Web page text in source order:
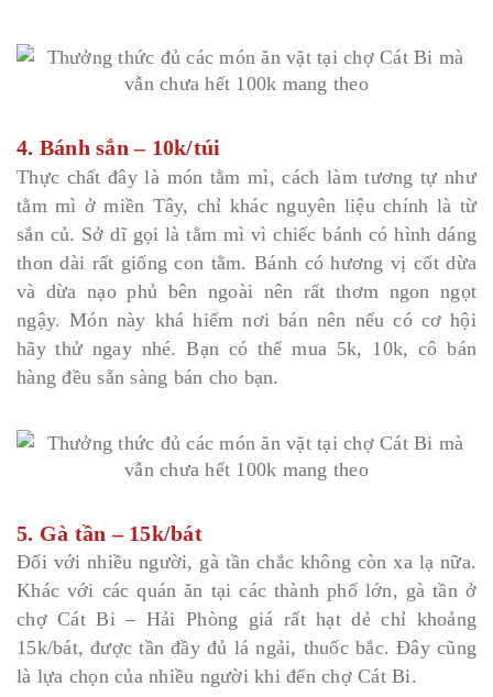
4. Bánh sắn – 10k/túi
Thực chất đây là món tằm mì, cách làm tương tự như
tằm mì ở miền Tây, chỉ khác nguyên liệu chính là từ
sắn củ. Sở dĩ gọi là tằm mì vì chiếc bánh có hình dáng
thon dài rất giống con tằm. Bánh có hương vị cốt dừa
và dừa nạo phủ bên ngoài nên rất thơm ngon ngọt
ngậy. Món này khá hiếm nơi bán nên nếu có cơ hội
hãy thử ngay nhé. Bạn có thể mua 5k, 10k, cô bán
hàng đều sẵn sàng bán cho bạn.
5. Gà tần – 15k/bát
Đối với nhiều người, gà tần chắc không còn xa lạ nữa.
Khác với các quán ăn tại các thành phố lớn, gà tần ở
chợ Cát Bi – Hải Phòng giá rất hạt dẻ chỉ khoảng
15k/bát, được tần đầy đủ lá ngải, thuốc bắc. Đây cũng
là lựa chọn của nhiều người khi đến chợ Cát Bi.